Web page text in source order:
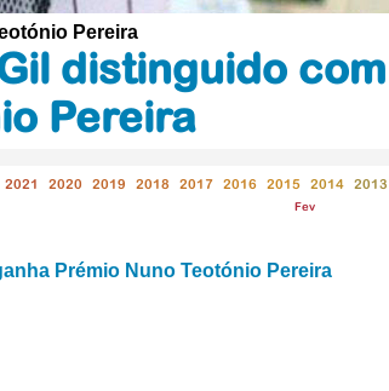
Pereira
distinguido
Pereira
2021 2020 2019 2018 2017 2016 2015 2014 2013
Fev
Prémio Nuno Teotónio Pereira